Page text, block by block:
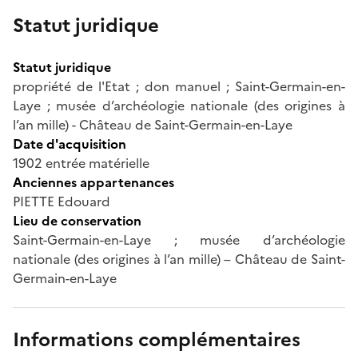
Statut juridique
Statut juridique
propriété de l'Etat ; don manuel ; Saint-Germain-en-
Laye ; musée d’archéologie nationale (des origines à
l’an mille) - Château de Saint-Germain-en-Laye
Date d'acquisition
1902 entrée matérielle
Anciennes appartenances
PIETTE Edouard
Lieu de conservation
Saint-Germain-en-Laye ; musée d’archéologie
nationale (des origines à l’an mille) – Château de Saint-
Germain-en-Laye
Informations complémentaires